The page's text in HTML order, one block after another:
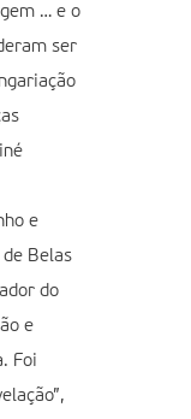
… e o
ser
e
Belas
do
e
Foi